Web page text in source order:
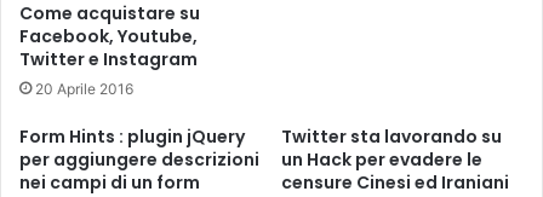
Come acquistare su
Facebook, Youtube,
Twitter e Instagram
20 Aprile 2016
Form Hints : plugin jQuery
per aggiungere descrizioni
nei campi di un form
Twitter sta lavorando su
un Hack per evadere le
censure Cinesi ed Iraniani